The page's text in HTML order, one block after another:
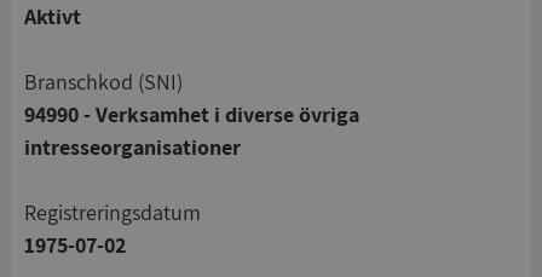
Aktivt
branschkod (SNI)
94990 - Verksamhet i diverse övriga
intresseorganisationer
registreringsdatum
1975-07-02